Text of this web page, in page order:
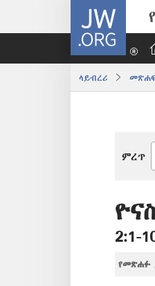
JW.ORG
ላይብረሪ
ምረጥ
2:1-
የመጽሐፉ